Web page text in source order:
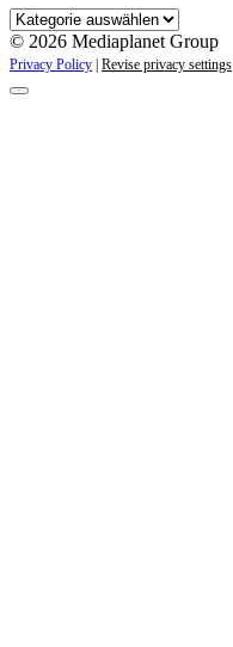
Kategorien
© 2026 Mediaplanet Group
Privacy Policy | Revise privacy settings